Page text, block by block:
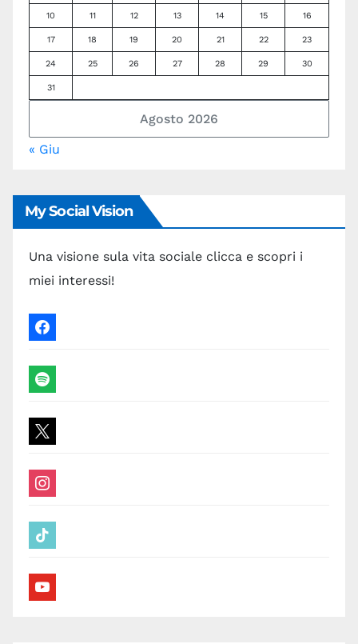
Agosto 2026
10 11 12 13 14 15 16
17 18 19 20 21 22 23
24 25 26 27 28 29 30
31
« Giu
My Social Vision
Una visione sula vita sociale clicca e scopri i
miei interessi!
facebook
spotify
x
instagram
tiktok
youtube